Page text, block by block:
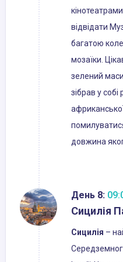
відвідати
багатою
мозаїки.
зелений
зібрав у
довжина
День 8:
Сицилія
Сицилія –